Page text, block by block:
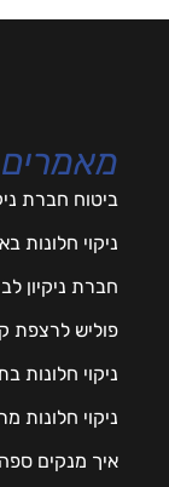
מאמרים
ביטוח חברת
ניקוי חלונות
חברת ניקיון
פוליש לרצפת
ניקוי חלונות
ניקוי
איך מנקים